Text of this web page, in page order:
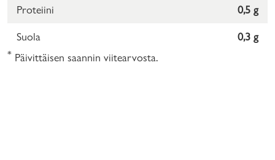
Proteiini 0,5 g
Suola 0,3 g
* Päivittäisen saannin viitearvosta.